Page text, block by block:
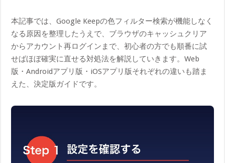
本記事では、Google Keepの色フィルター検索が機能しなく
なる原因を整理したうえで、ブラウザのキャッシュクリア
からアカウント再ログインまで、初心者の方でも順番に試
せばほぼ確実に直せる対処法を解説していきます。Web
版・Androidアプリ版・iOSアプリ版それぞれの違いも踏ま
えた、決定版ガイドです。